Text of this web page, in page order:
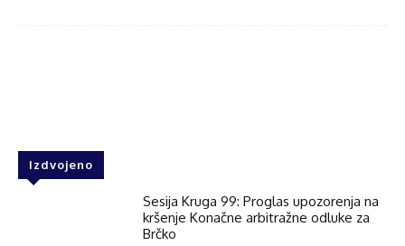
Izdvojeno
Sesija Kruga 99: Proglas upozorenja na
kršenje Konačne arbitražne odluke za
Brčko